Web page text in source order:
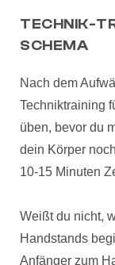
TECHNIK-
SCHEMA
Nach dem
Techniktraining
üben, bevor du
dein Körper
10-15 Minuten
Weißt du nicht,
Handstands
Anfänger zum